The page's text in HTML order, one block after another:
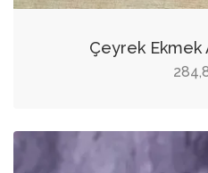
Çeyrek Ekmek